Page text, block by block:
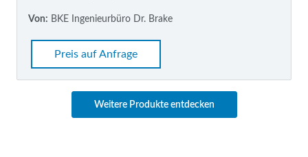
Von: BKE Ingenieurbüro Dr. Brake
Preis auf Anfrage
Weitere Produkte entdecken